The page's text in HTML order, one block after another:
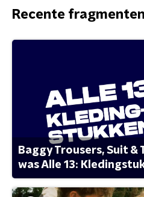
Recente fragmenten
Baggy Trousers, Suit &
was Alle 13: